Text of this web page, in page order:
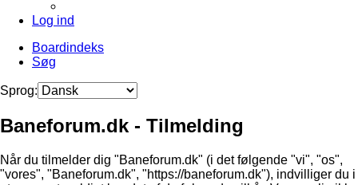
Log ind
Boardindeks
Søg
Sprog:
Baneforum.dk - Tilmelding
Når du tilmelder dig "Baneforum.dk" (i det følgende "vi", "os",
"vores", "Baneforum.dk", "https://baneforum.dk"), indvilliger du i